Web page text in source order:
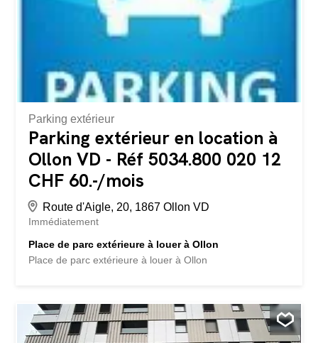
Parking extérieur
Parking extérieur en location à
Ollon VD - Réf 5034.800 020 12
CHF 60.-/mois
Route d'Aigle, 20, 1867 Ollon VD
Immédiatement
Place de parc extérieure à louer à Ollon
Place de parc extérieure à louer à Ollon